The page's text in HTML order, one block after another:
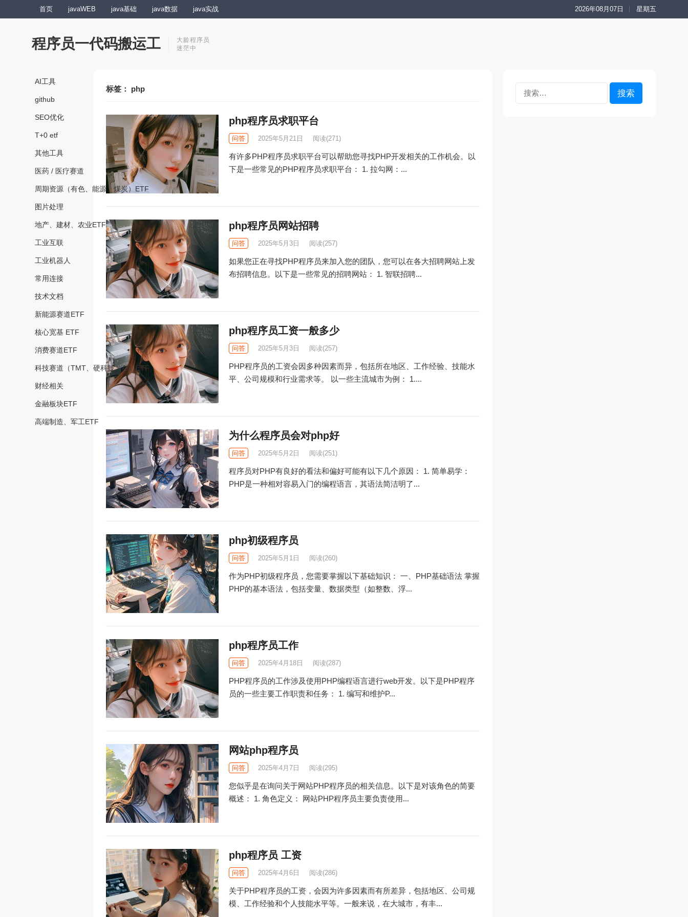
首页 javaWEB java基础 java数据 java实战 2026年08月07日 星期五
程序员一代码搬运工
大龄程序员
迷茫中
AI工具
github
SEO优化
T+0 etf
其他工具
医药 / 医疗赛道
周期资源（有色、能源、煤炭）ETF
图片处理
地产、建材、农业ETF
工业互联
工业机器人
常用连接
技术文档
新能源赛道ETF
核心宽基 ETF
消费赛道ETF
科技赛道（TMT、硬科技、AI）ETF
财经相关
金融板块ETF
高端制造、军工ETF
标签： php
php程序员求职平台
问答 2025年5月21日 阅读(271)
有许多PHP程序员求职平台可以帮助您寻找PHP开发相关的工作机会。以
下是一些常见的PHP程序员求职平台： 1. 拉勾网：...
php程序员网站招聘
问答 2025年5月3日 阅读(257)
如果您正在寻找PHP程序员来加入您的团队，您可以在各大招聘网站上发
布招聘信息。以下是一些常见的招聘网站： 1. 智联招聘...
php程序员工资一般多少
问答 2025年5月3日 阅读(257)
PHP程序员的工资会因多种因素而异，包括所在地区、工作经验、技能水
平、公司规模和行业需求等。 以一些主流城市为例： 1....
为什么程序员会对php好
问答 2025年5月2日 阅读(251)
程序员对PHP有良好的看法和偏好可能有以下几个原因： 1. 简单易学：
PHP是一种相对容易入门的编程语言，其语法简洁明了...
php初级程序员
问答 2025年5月1日 阅读(260)
作为PHP初级程序员，您需要掌握以下基础知识： 一、PHP基础语法 掌握
PHP的基本语法，包括变量、数据类型（如整数、浮...
php程序员工作
问答 2025年4月18日 阅读(287)
PHP程序员的工作涉及使用PHP编程语言进行web开发。以下是PHP程序
员的一些主要工作职责和任务： 1. 编写和维护P...
网站php程序员
问答 2025年4月7日 阅读(295)
您似乎是在询问关于网站PHP程序员的相关信息。以下是对该角色的简要
概述： 1. 角色定义： 网站PHP程序员主要负责使用...
php程序员 工资
问答 2025年4月6日 阅读(286)
关于PHP程序员的工资，会因为许多因素而有所差异，包括地区、公司规
模、工作经验和个人技能水平等。一般来说，在大城市，有丰...